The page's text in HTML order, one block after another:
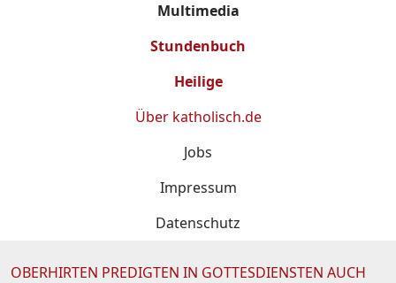
Multimedia
Stundenbuch
Heilige
Über katholisch.de
Jobs
Impressum
Datenschutz
OBERHIRTEN PREDIGTEN IN GOTTESDIENSTEN AUCH